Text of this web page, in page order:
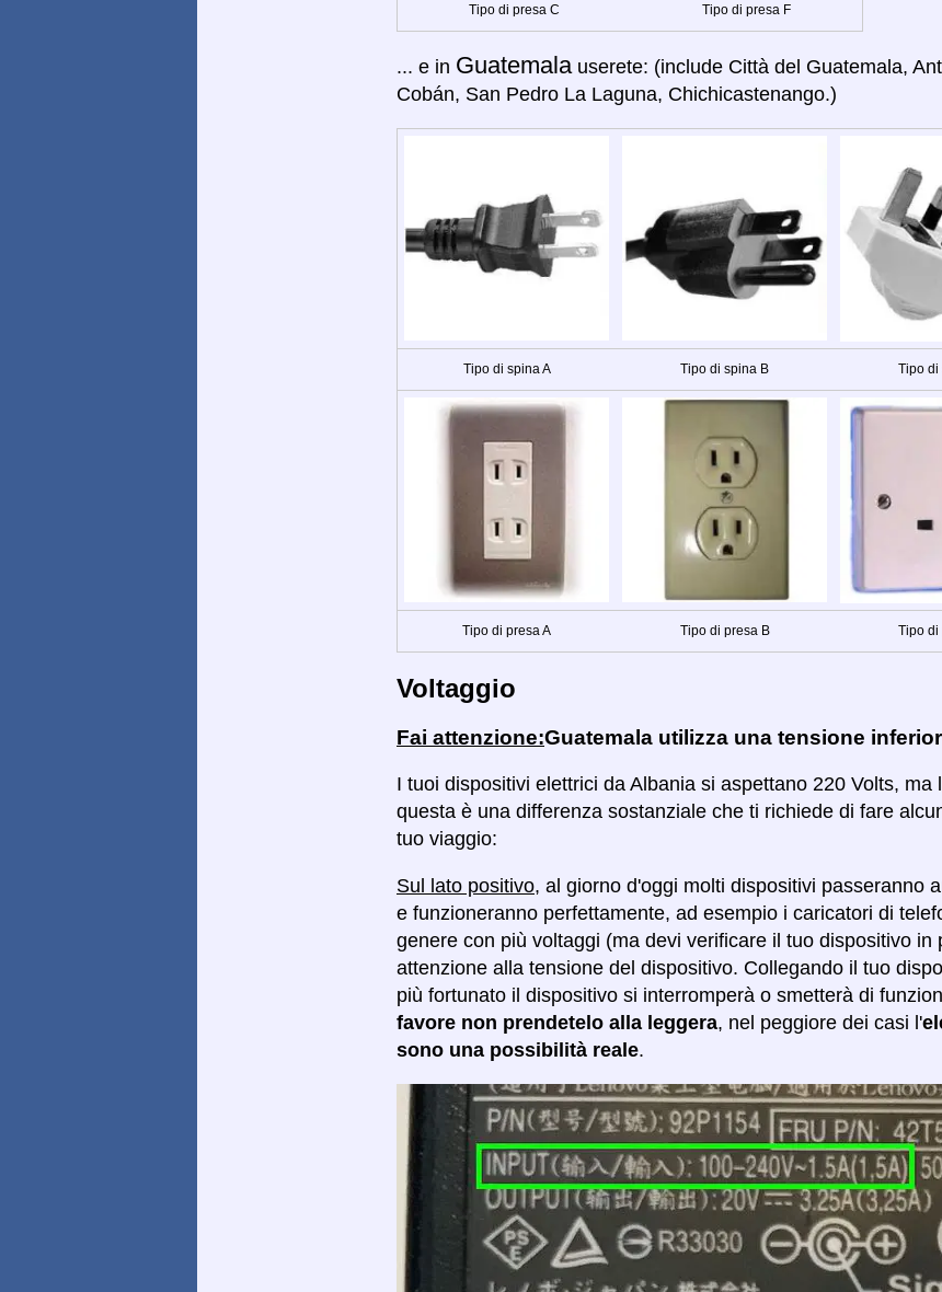
Tipo di presa C Tipo di presa F
... e in Guatemala userete: (include Città del Guatemala,
Cobán, San Pedro La Laguna, Chichicastenango.)
Tipo di spina A Tipo di spina B Tipo di
Tipo di presa A Tipo di presa B Tipo di
Voltaggio
Fai attenzione:Guatemala utilizza una tensione
I tuoi dispositivi elettrici da Albania si aspettano 220 Volts,
questa è una differenza sostanziale che ti richiede di fare
tuo viaggio:
Sul lato positivo, al giorno d'oggi molti dispositivi passeranno
e funzioneranno perfettamente, ad esempio i caricatori di
genere con più voltaggi (ma devi verificare il tuo dispositivo in
attenzione alla tensione del dispositivo. Collegando il tuo
più fortunato il dispositivo si interromperà o smetterà di
favore non prendetelo alla leggera, nel peggiore dei casi l'
sono una possibilità reale.